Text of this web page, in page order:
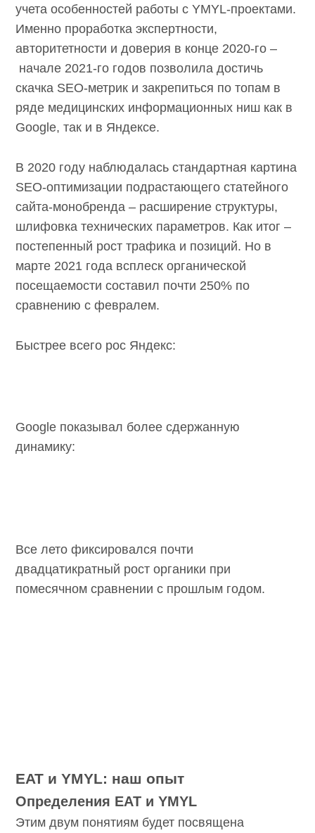
учета особенностей работы с YMYL-проектами.
Именно проработка экспертности,
авторитетности и доверия в конце 2020-го –
начале 2021-го годов позволила достичь
скачка SEO-метрик и закрепиться по топам в
ряде медицинских информационных ниш как в
Google, так и в Яндексе.
В 2020 году наблюдалась стандартная картина
SEO-оптимизации подрастающего статейного
сайта-монобренда – расширение структуры,
шлифовка технических параметров. Как итог –
постепенный рост трафика и позиций. Но в
марте 2021 года всплеск органической
посещаемости составил почти 250% по
сравнению с февралем.
Быстрее всего рос Яндекс:
Google показывал более сдержанную
динамику:
Все лето фиксировался почти
двадцатикратный рост органики при
помесячном сравнении с прошлым годом.
EAT и YMYL: наш опыт
Определения EAT и YMYL
Этим двум понятиям будет посвящена